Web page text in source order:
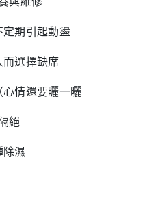
期引起動盪
選擇缺席
情還要曬一曬
絕
濕